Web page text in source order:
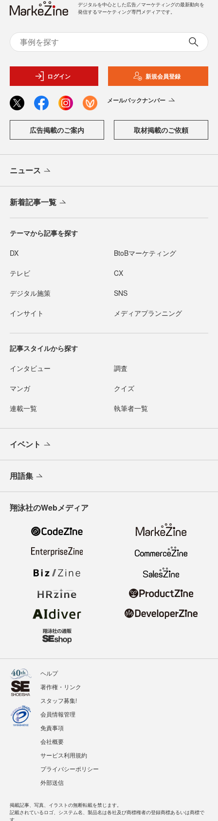
デジタルを中心とした広告／マーケティングの最新動向を
発信するマーケティング専門メディアです。
ログイン 新規会員登録
メールバックナンバー
広告掲載のご案内 取材掲載のご依頼
ニュース
新着記事一覧
テーマから記事を探す
DX BtoBマーケティング
テレビ CX
デジタル施策 SNS
インサイト メディアプランニング
記事スタイルから探す
インタビュー 調査
マンガ クイズ
連載一覧 執筆者一覧
イベント
用語集
翔泳社のWebメディア
ヘルプ
著作権・リンク
スタッフ募集!
会員情報管理
免責事項
会社概要
サービス利用規約
プライバシーポリシー
外部送信
掲載記事、写真、イラストの無断転載を禁じます。
記載されているロゴ、システム名、製品名は各社及び商標権者の登録商標あるいは商標で
す。